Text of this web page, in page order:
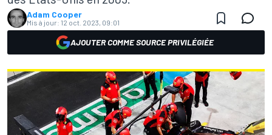
Adam Cooper
Mis à jour: 12 oct. 2023, 09:01
AJOUTER COMME SOURCE PRIVILÉGIÉE